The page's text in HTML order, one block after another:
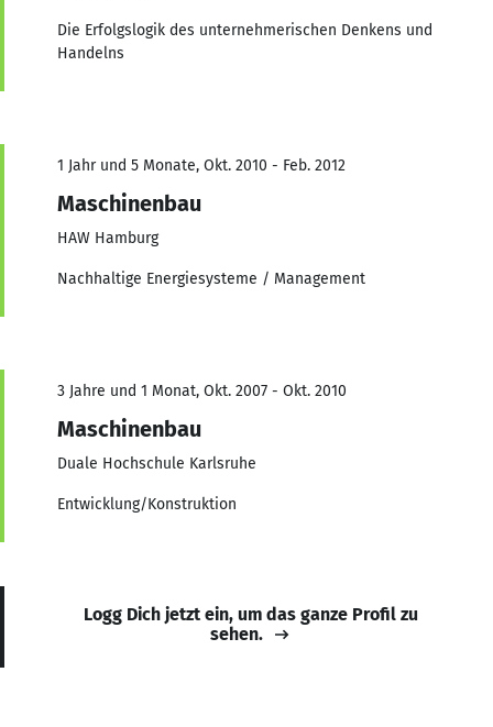
Die Erfolgslogik des unternehmerischen Denkens und
Handelns
1 Jahr und 5 Monate, Okt. 2010 - Feb. 2012
Maschinenbau
HAW Hamburg
Nachhaltige Energiesysteme / Management
3 Jahre und 1 Monat, Okt. 2007 - Okt. 2010
Maschinenbau
Duale Hochschule Karlsruhe
Entwicklung/Konstruktion
Logg Dich jetzt ein, um das ganze Profil zu
sehen.